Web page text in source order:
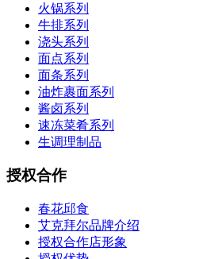
火锅系列
牛排系列
浇头系列
面点系列
面条系列
油炸裹面系列
酱卤系列
速冻菜肴系列
生调理制品
授权合作
春花邱食
艾克拜尔品牌介绍
授权合作店形象